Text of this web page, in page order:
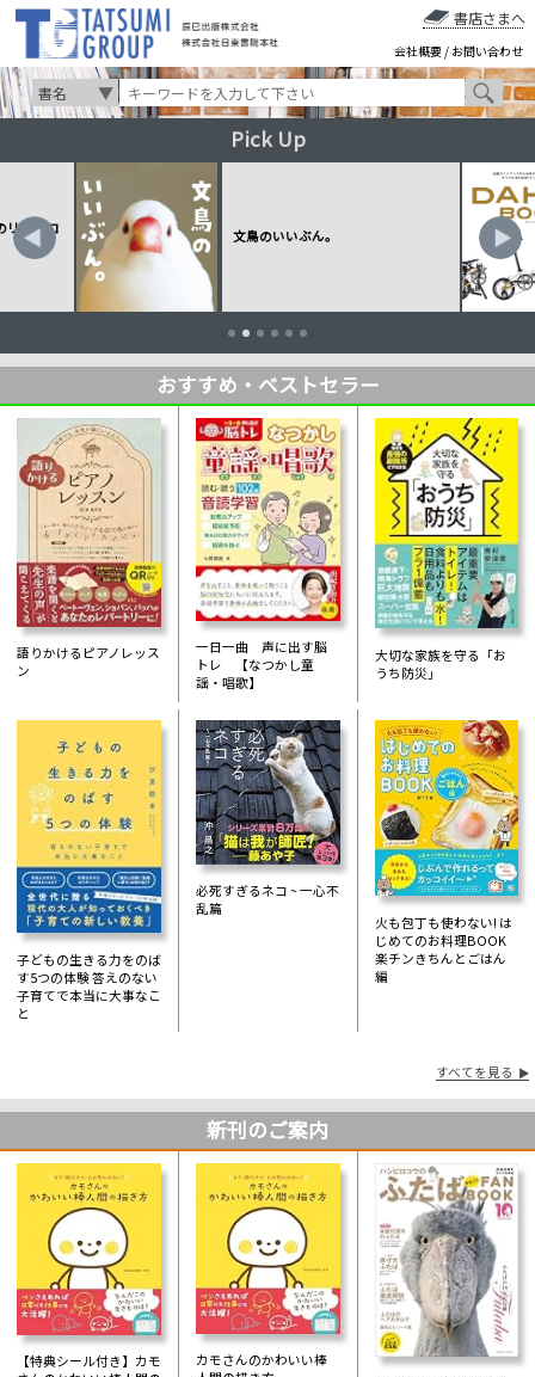
書店さまへ
会社概要 / お問い合わせ
Pick Up
リンクコ 文鳥のいいぶん。
おすすめ・ベストセラー
語りかけるピアノレッス
ン
一日一曲 声に出す脳
トレ 【なつかし童
謡・唱歌】
大切な家族を守る「お
うち防災」
子どもの生きる力をのば
す5つの体験 答えのない
子育てで本当に大事なこ
と
必死すぎるネコ ~ 一心不
乱篇
火も包丁も使わない! は
じめてのお料理BOOK
楽チンきちんとごはん
編
すべてを見る
新刊のご案内
【特典シール付き】カモ
カモさんのかわいい棒